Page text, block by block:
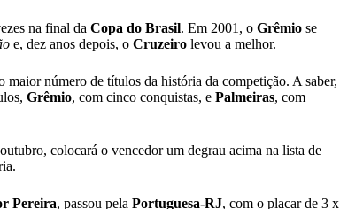
na final da Copa do Brasil. Em 2001, o Grêmio se
e, dez anos depois, o Cruzeiro levou a melhor.
maior número de títulos da história da competição. A saber,
Grêmio, com cinco conquistas, e Palmeiras, com
colocará o vencedor um degrau acima na lista de
Pereira, passou pela Portuguesa-RJ, com o placar de 3 x